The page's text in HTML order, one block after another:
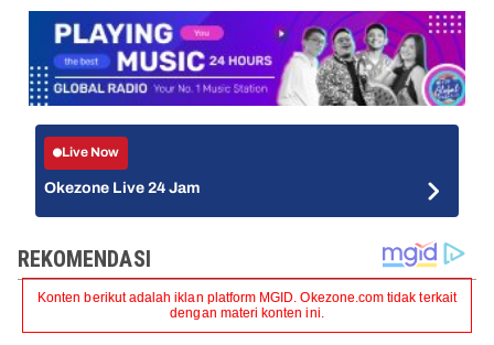
Live Now
Okezone Live 24 Jam